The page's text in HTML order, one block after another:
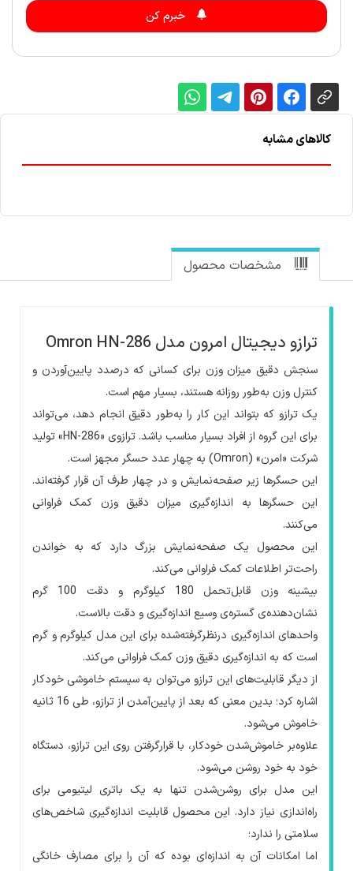
خبرم کن
کالاهای مشابه
مشخصات محصول
ترازو دیجیتال امرون مدل Omron HN-286
سنجش دقیق میزان وزن برای کسانی که درصدد پایین‌آوردن و
کنترل وزن به‌طور روزانه هستند، بسیار مهم است.
یک ترازو که بتواند این کار را به‌طور دقیق انجام دهد، می‌تواند
برای این گروه از افراد بسیار مناسب باشد. ترازوی «HN-286» تولید
شرکت «امرن» (Omron)
به چهار عدد حسگر مجهز است.
این حسگرها زیر صفحه‌نمایش و در چهار طرف آن قرار گرفته‌اند.
این حسگرها به اندازه‌گیری میزان دقیق وزن کمک فراوانی
می‌کنند.
این محصول یک صفحه‌نمایش بزرگ دارد که به خواندن
راحت‌تر اطلاعات کمک فراوانی می‌کند.
بیشینه وزن قابل‌تحمل 180 کیلوگرم و دقت 100 گرم
نشان‌دهنده‌ی گستره‌ی وسیع اندازه‌گیری و دقت بالاست.
واحدهای اندازه‌گیری درنظرگرفته‌شده برای این مدل کیلوگرم و گرم
است که به اندازه‌گیری دقیق وزن کمک فراوانی می‌کند.
از دیگر قابلیت‌های این ترازو می‌توان به سیستم خاموشی خودکار
اشاره کرد؛ بدین معنی که بعد از پایین‌آمدن از ترازو، طی 16 ثانیه
خاموش می‌شود.
علاوه‌بر خاموش‌شدن خودکار، با قرارگرفتن روی این ترازو، دستگاه
خود به خود روشن می‌شود.
این مدل برای روشن‌شدن تنها به یک باتری لیتیومی برای
راه‌اندازی نیاز دارد. این محصول قابلیت اندازه‌گیری شاخص‌های
سلامتی را ندارد؛
اما امکانات آن به اندازه‌ای بوده که آن را برای مصارف خانگی